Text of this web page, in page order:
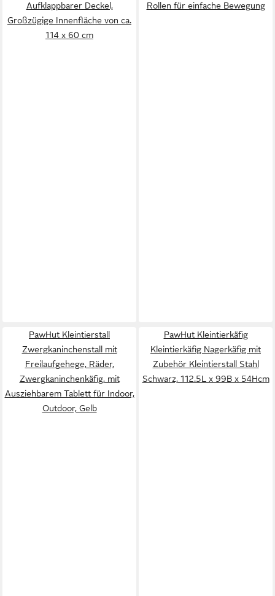
Aufklappbarer Deckel,
Großzügige Innenfläche von ca.
114 x 60 cm
Rollen für einfache Bewegung
PawHut Kleintierstall
Zwergkaninchenstall mit
Freilaufgehege, Räder,
Zwergkaninchenkäfig, mit
Ausziehbarem Tablett für Indoor,
Outdoor, Gelb
PawHut Kleintierkäfig
Kleintierkäfig Nagerkäfig mit
Zubehör Kleintierstall Stahl
Schwarz, 112.5L x 99B x 54Hcm